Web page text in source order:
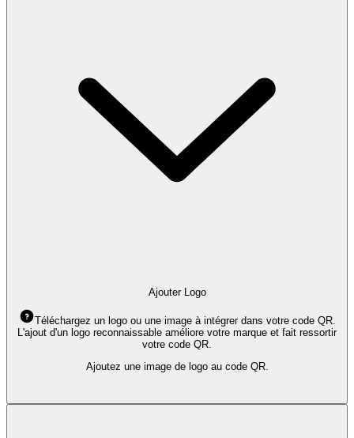
Ajouter Logo
Téléchargez un logo ou une image à intégrer dans votre code QR.
L'ajout d'un logo reconnaissable améliore votre marque et fait ressortir
votre code QR.
Ajoutez une image de logo au code QR.